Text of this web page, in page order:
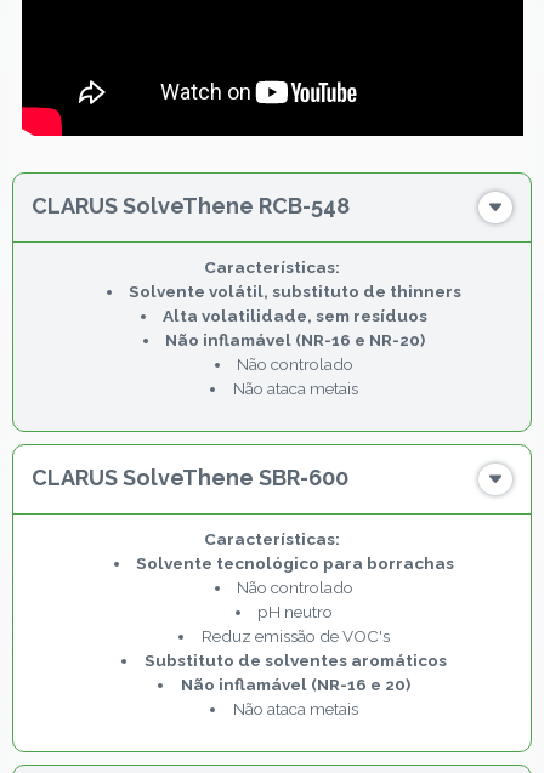
CLARUS SolveThene RCB-548
Solvente volátil, substituto de thinners
Alta volatilidade, sem resíduos
Não inflamável (NR-16 e NR-20)
Não controlado
Não ataca metais
CLARUS SolveThene SBR-600
Solvente tecnológico para borrachas
Não controlado
pH neutro
Reduz emissão de VOC's
Substituto de solventes aromáticos
Não inflamável (NR-16 e 20)
Não ataca metais